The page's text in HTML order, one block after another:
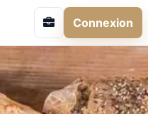
Connexion